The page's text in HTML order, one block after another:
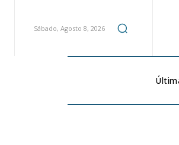
Sábado, Agosto 8, 2026